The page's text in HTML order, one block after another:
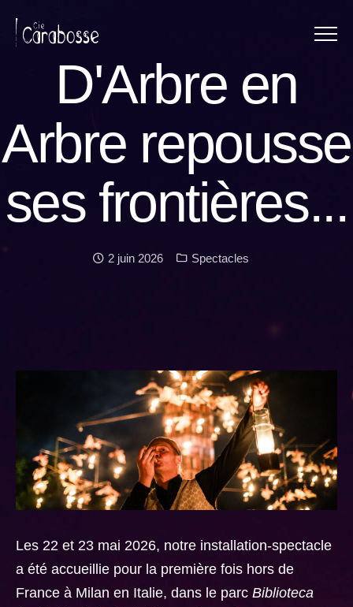
D'Arbre en
Arbre repousse
ses frontières...
Date :
2 juin 2026 Catégories :
Spectacles
Les 22 et 23 mai 2026, notre installation-spectacle
a été accueillie pour la première fois hors de
France à Milan en Italie, dans le parc Biblioteca